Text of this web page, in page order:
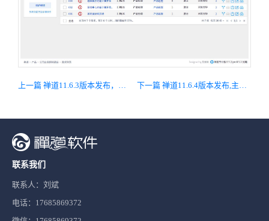
上一篇 禅道11.6.3版本发布，主要修复Bug 下一篇 禅道11.6.4版本发布,主要修复bug
联系我们
联系人：刘斌
电话：17685869372